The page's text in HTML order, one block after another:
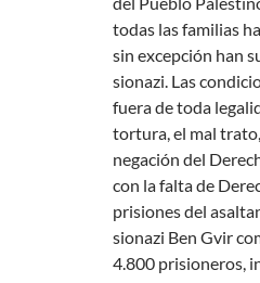
todas las familias
sin excepción han
sionazi. Las
fuera de toda
tortura, el mal
negación del
con la falta de
prisiones del
sionazi Ben Gvir
4.800 prisioneros,